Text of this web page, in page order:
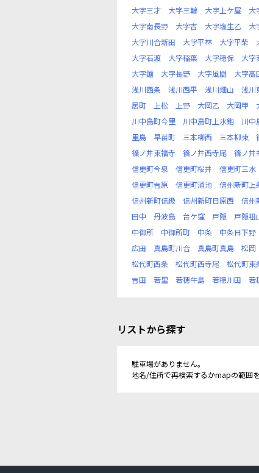
大字三才
大字三輪 大字上ケ屋 大
大字南長野
大字吉 大字塩生乙 大
大字川合新田
大字平林 大字平柴
大字石渡
大字稲葉 大字穂保 大字
大字鑪
大字長野 大字風間 大字高
浅川西条
浅川西平 浅川畑山 浅川
居町
上松 上野 大岡乙 大岡甲
川中島町今里
川中島町上氷鉋 川中
里島
早苗町 三本柳西 三本柳東
篠ノ井東福寺
篠ノ井西寺尾 篠ノ井
信更町今泉
信更町桜井 信更町三水
信更町吉原
信更町涌池 信州新町上
信州新町信級
信州新町日原西 信州
田中
丹波島 台ケ窪 戸隠 戸隠祖
中御所
中御所町 中条 中条日下野
広田
真島町川合 真島町真島 松岡
松代町西条
松代町西寺尾 松代町東
吉田
若里 若穂牛島 若穂川田 若
リストから探す
駐車場がありません。
地名/住所で再検索するかmapの範囲